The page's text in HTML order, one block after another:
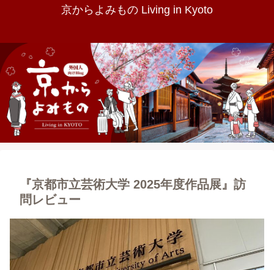
京からよみもの Living in Kyoto
『京都市立芸術大学 2025年度作品展』訪
問レビュー